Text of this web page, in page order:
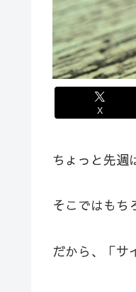
X
ちょっと先週
そこではもち
だから、「サ